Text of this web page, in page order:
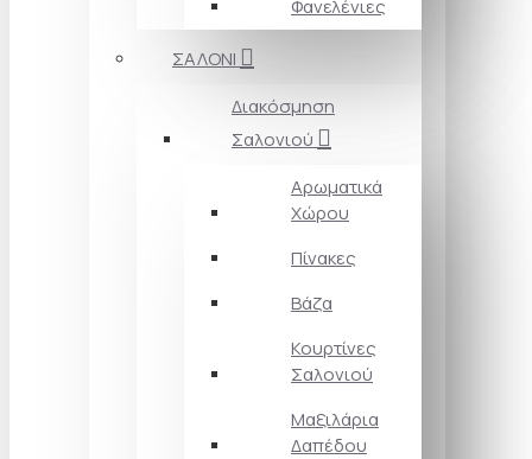
Φανελένιες
ΣΑΛΟΝΙ
Διακόσμηση
Σαλονιού
Αρωματικά
Χώρου
Πίνακες
Βάζα
Κουρτίνες
Σαλονιού
Μαξιλάρια
Δαπέδου